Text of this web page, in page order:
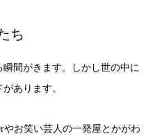
ち
間がきます。しかし世の中に
あります。
やお笑い芸人の一発屋とかがわ